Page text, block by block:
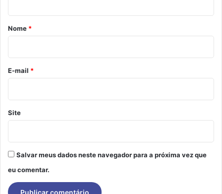
r
o
*
Nome *
E-mail *
Site
Salvar meus dados neste navegador para a próxima vez que
eu comentar.